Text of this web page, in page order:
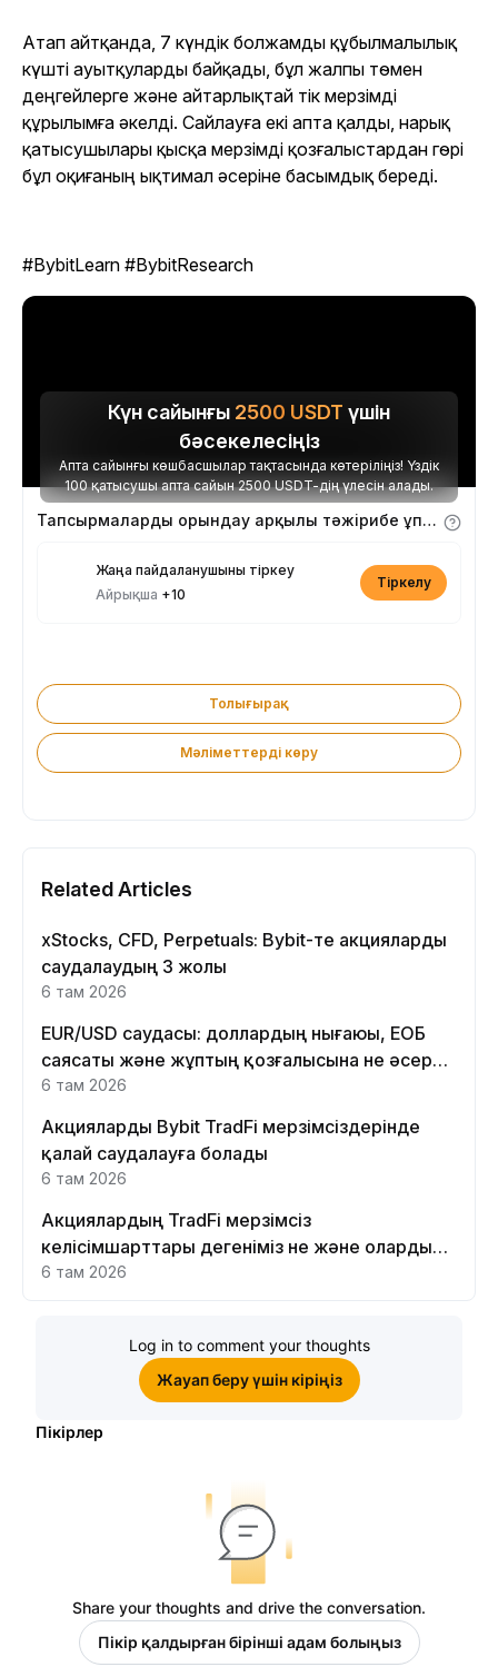
Атап айтқанда, 7 күндік болжамды құбылмалылық
күшті ауытқуларды байқады, бұл жалпы төмен
деңгейлерге және айтарлықтай тік мерзімді
құрылымға әкелді. Сайлауға екі апта қалды, нарық
қатысушылары қысқа мерзімді қозғалыстардан гөрі
бұл оқиғаның ықтимал әсеріне басымдық береді.
#BybitLearn #BybitResearch
Күн сайынғы 2500 USDT үшін
бәсекелесіңіз
Апта сайынғы көшбасшылар тақтасында көтеріліңіз! Үздік
100 қатысушы апта сайын 2500 USDT-дің үлесін алады.
Тапсырмаларды орындау арқылы тәжірибе ұпайларын алыңыз
Жаңа пайдаланушыны тіркеу
Айрықша +10
Тіркелу
Толығырақ
Мәліметтерді көру
Related Articles
xStocks, CFD, Perpetuals: Bybit-те акцияларды
саудалаудың 3 жолы
6 там 2026
EUR/USD саудасы: доллардың нығаюы, ЕОБ
саясаты және жұптың қозғалысына не әсер
етеді
6 там 2026
Акцияларды Bybit TradFi мерзімсіздерінде
қалай саудалауға болады
6 там 2026
Акциялардың TradFi мерзімсіз
келісімшарттары дегеніміз не және оларды
Bybit платформасында неге саудалау керек?
6 там 2026
Log in to comment your thoughts
Жауап беру үшін кіріңіз
Пікірлер
Share your thoughts and drive the conversation.
Пікір қалдырған бірінші адам болыңыз